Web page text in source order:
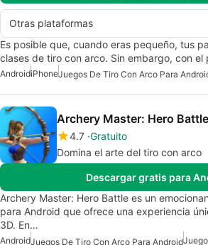
Otras plataformas
Es posible que, cuando eras pequeño, tus
clases de tiro con arco. Sin embargo, con
AndroidiPhoneJuegos De Tiro Con Arco Para
Archery Master: Hero Battle
4.7 Gratuito
Domina el arte del tiro con arco
Descargar gratis para
Archery Master: Hero Battle es un
para Android que ofrece una experiencia
3D. En…
AndroidJuegos De Tiro Con Arco Para Android